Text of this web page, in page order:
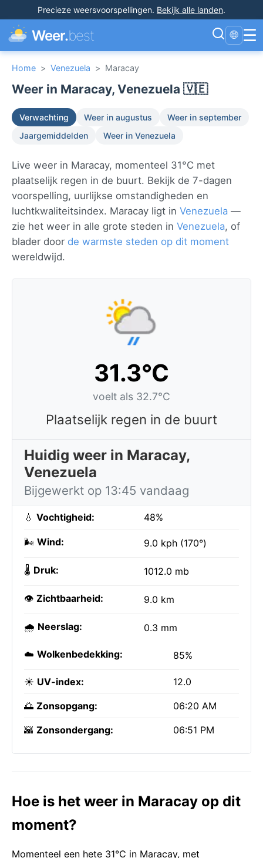
Precieze weersvoorspellingen. Bekijk alle landen.
Weer.best 🌐 ☰
Home > Venezuela > Maracay
Weer in Maracay, Venezuela 🇻🇪
Verwachting Weer in augustus
Weer in september
Jaargemiddelden
Weer in Venezuela
Live weer in Maracay, momenteel 31°C met
plaatselijk regen in de buurt. Bekijk de 7-dagen
voorspelling, uurlijkse omstandigheden en
luchtkwaliteitsindex. Maracay ligt in Venezuela —
zie het weer in alle grote steden in Venezuela, of
blader door de warmste steden op dit moment
wereldwijd.
31.3°C
voelt als 32.7°C
Plaatselijk regen in de buurt
Huidig weer in Maracay,
Venezuela
Bijgewerkt op 13:45 vandaag
💧 Vochtigheid: 48%
🌬️ Wind: 9.0 kph (170°)
🌡️ Druk: 1012.0 mb
👁️ Zichtbaarheid: 9.0 km
🌧️ Neerslag: 0.3 mm
☁️ Wolkenbedekking: 85%
☀️ UV-index: 12.0
🌅 Zonsopgang: 06:20 AM
🌇 Zonsondergang: 06:51 PM
Hoe is het weer in Maracay op dit
moment?
Momenteel een hete 31°C in Maracay, met